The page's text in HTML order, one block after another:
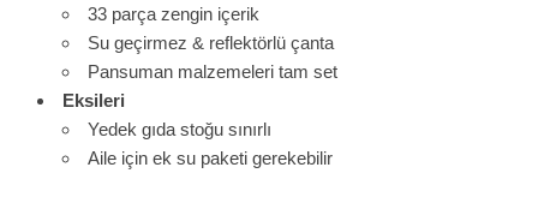
33 parça zengin içerik
Su geçirmez & reflektörlü çanta
Pansuman malzemeleri tam set
Eksileri
Yedek gıda stoğu sınırlı
Aile için ek su paketi gerekebilir